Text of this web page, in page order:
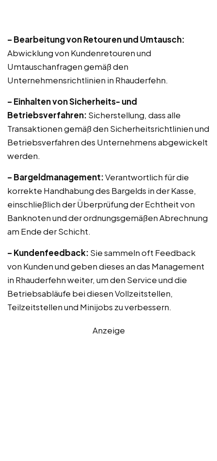
– Bearbeitung von Retouren und Umtausch:
Abwicklung von Kundenretouren und
Umtauschanfragen gemäß den
Unternehmensrichtlinien in Rhauderfehn.
– Einhalten von Sicherheits- und
Betriebsverfahren: Sicherstellung, dass alle
Transaktionen gemäß den Sicherheitsrichtlinien und
Betriebsverfahren des Unternehmens abgewickelt
werden.
– Bargeldmanagement:Verantwortlich für die
korrekte Handhabung des Bargelds in der Kasse,
einschließlich der Überprüfung der Echtheit von
Banknoten und der ordnungsgemäßen Abrechnung
am Ende der Schicht.
– Kundenfeedback: Sie sammeln oft Feedback
von Kunden und geben dieses an das Management
in Rhauderfehn weiter, um den Service und die
Betriebsabläufe bei diesen Vollzeitstellen,
Teilzeitstellen und Minijobs zu verbessern.
Anzeige